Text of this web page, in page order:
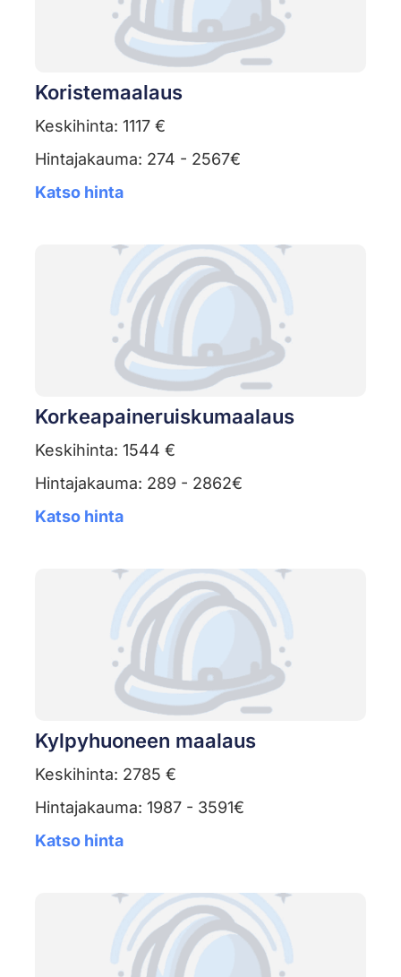
Koristemaalaus
Keskihinta: 1117 €
Hintajakauma: 274 - 2567€
Katso hinta
Korkeapaineruiskumaalaus
Keskihinta: 1544 €
Hintajakauma: 289 - 2862€
Katso hinta
Kylpyhuoneen maalaus
Keskihinta: 2785 €
Hintajakauma: 1987 - 3591€
Katso hinta